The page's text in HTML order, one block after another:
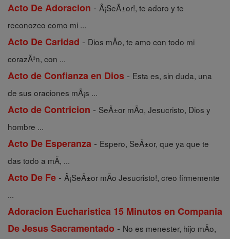
Acto De Adoracion - Â¡SeÃ±or!, te adoro y te
reconozco como mi ...
Acto De Caridad - Dios mÃ­o, te amo con todo mi
corazÃ³n, con ...
Acto de Confianza en Dios - Esta es, sin duda, una
de sus oraciones mÃ¡s ...
Acto de Contricion - SeÃ±or mÃ­o, Jesucristo, Dios y
hombre ...
Acto De Esperanza - Espero, SeÃ±or, que ya que te
das todo a mÃ­, ...
Acto De Fe - Â¡SeÃ±or mÃ­o Jesucristo!, creo firmemente
...
Adoracion Eucharistica 15 Minutos en Compania
De Jesus Sacramentado - No es menester, hijo mÃ­o,